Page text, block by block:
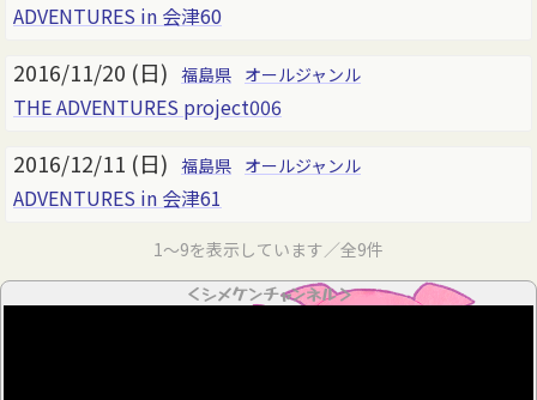
ADVENTURES in 会津60
2016/11/20 (日) 福島県 オールジャンル
THE ADVENTURES project006
2016/12/11 (日) 福島県 オールジャンル
ADVENTURES in 会津61
1～9を表示しています／全9件
＜シメケンチャンネル＞